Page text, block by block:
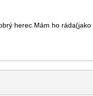
herec.Mám ho ráda(jako